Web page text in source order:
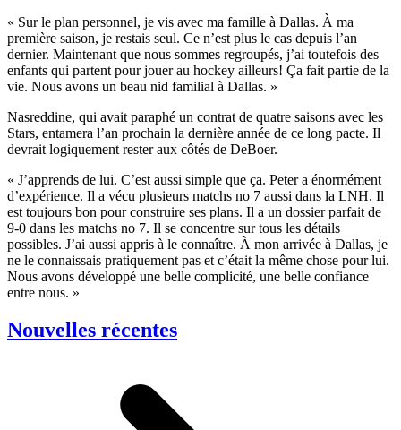
« Sur le plan personnel, je vis avec ma famille à Dallas. À ma
première saison, je restais seul. Ce n’est plus le cas depuis l’an
dernier. Maintenant que nous sommes regroupés, j’ai toutefois des
enfants qui partent pour jouer au hockey ailleurs! Ça fait partie de la
vie. Nous avons un beau nid familial à Dallas. »
Nasreddine, qui avait paraphé un contrat de quatre saisons avec les
Stars, entamera l’an prochain la dernière année de ce long pacte. Il
devrait logiquement rester aux côtés de DeBoer.
« J’apprends de lui. C’est aussi simple que ça. Peter a énormément
d’expérience. Il a vécu plusieurs matchs no 7 aussi dans la LNH. Il
est toujours bon pour construire ses plans. Il a un dossier parfait de
9-0 dans les matchs no 7. Il se concentre sur tous les détails
possibles. J’ai aussi appris à le connaître. À mon arrivée à Dallas, je
ne le connaissais pratiquement pas et c’était la même chose pour lui.
Nous avons développé une belle complicité, une belle confiance
entre nous. »
Nouvelles récentes